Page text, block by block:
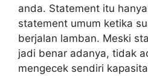
anda. Statement itu
statement umum ketika
berjalan lamban. Meski
jadi benar adanya, tidak
mengecek sendiri